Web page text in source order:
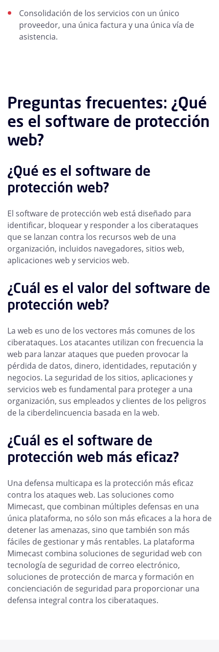
Consolidación de los servicios con un único
proveedor, una única factura y una única vía de
asistencia.
Preguntas frecuentes: ¿Qué
es el software de protección
web?
¿Qué es el software de
protección web?
El software de protección web está diseñado para
identificar, bloquear y responder a los ciberataques
que se lanzan contra los recursos web de una
organización, incluidos navegadores, sitios web,
aplicaciones web y servicios web.
¿Cuál es el valor del software de
protección web?
La web es uno de los vectores más comunes de los
ciberataques. Los atacantes utilizan con frecuencia la
web para lanzar ataques que pueden provocar la
pérdida de datos, dinero, identidades, reputación y
negocios. La seguridad de los sitios, aplicaciones y
servicios web es fundamental para proteger a una
organización, sus empleados y clientes de los peligros
de la ciberdelincuencia basada en la web.
¿Cuál es el software de
protección web más eficaz?
Una defensa multicapa es la protección más eficaz
contra los ataques web. Las soluciones como
Mimecast, que combinan múltiples defensas en una
única plataforma, no sólo son más eficaces a la hora de
detener las amenazas, sino que también son más
fáciles de gestionar y más rentables. La plataforma
Mimecast combina soluciones de seguridad web con
tecnología de seguridad de correo electrónico,
soluciones de protección de marca y formación en
concienciación de seguridad para proporcionar una
defensa integral contra los ciberataques.